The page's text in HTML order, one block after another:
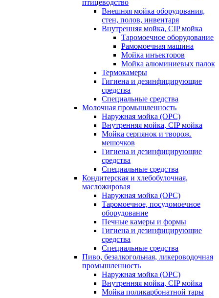
птицеводство
Внешняя мойка оборудования,
стен, полов, инвентаря
Внутренняя мойка, CIP мойка
Таромоечное оборудование
Рамомоечная машина
Мойка инъекторов
Мойка алюминиевых палок
Термокамеры
Гигиена и дезинфицирующие
средства
Специальные средства
Молочная промышленность
Наружная мойка (ОРС)
Внутренняя мойка, CIP мойка
Мойка серпянок и творож.
мешочков
Гигиена и дезинфицирующие
средства
Специальные средства
Кондитерская и хлебобулочная,
масложировая
Наружная мойка (ОРС)
Таромоечное, посудомоечное
оборудование
Печные камеры и формы
Гигиена и дезинфицирующие
средства
Специальные средства
Пиво, безалкогольная, ликероводочная
промышленность
Наружная мойка (ОРС)
Внутренняя мойка, CIP мойка
Мойка поликарбонатной тары